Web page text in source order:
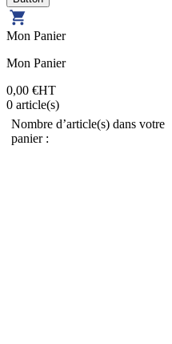
Mon Panier
Mon Panier
0,00 €HT
0 article(s)
Nombre d’article(s) dans votre
panier :